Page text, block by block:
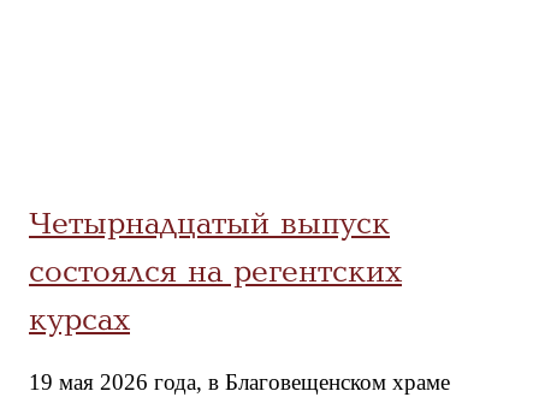
Четырнадцатый выпуск
состоялся на регентских
курсах
19 мая 2026 года, в Благовещенском храме